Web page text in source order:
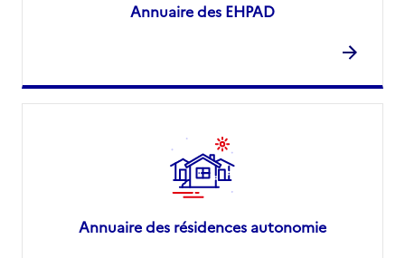
Annuaire des EHPAD
Annuaire des résidences autonomie